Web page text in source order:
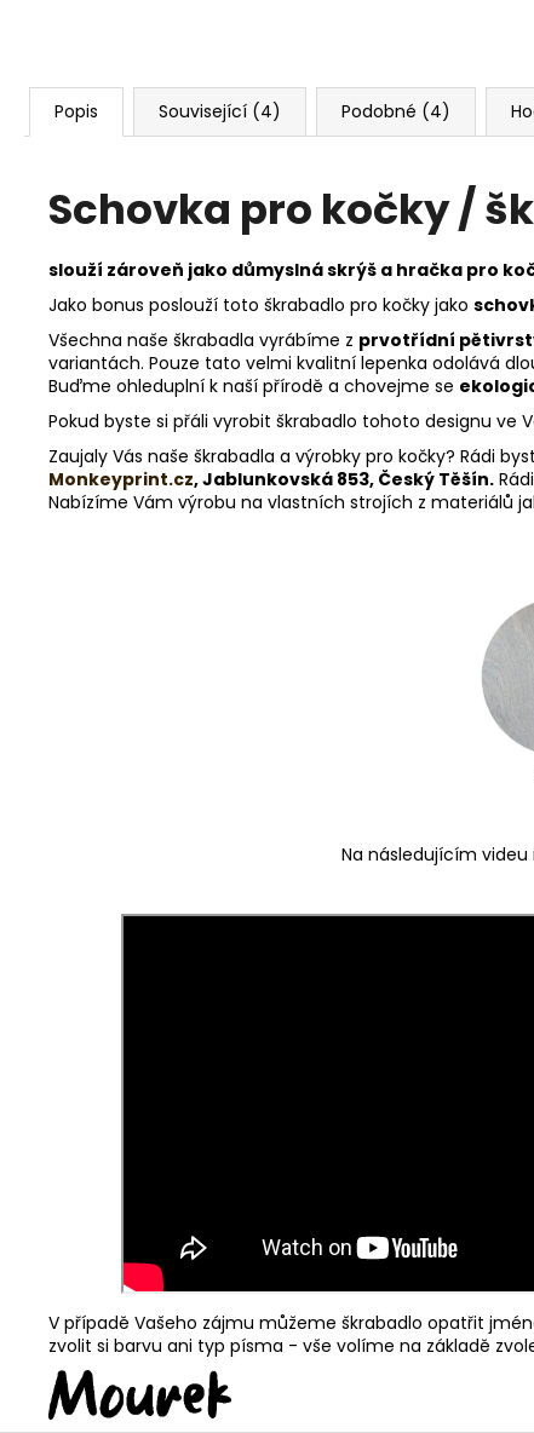
Popis Související (4) Podobné (4)
Schovka pro kočky /
slouží zároveň jako důmyslná skrýš a hračka pro
Jako bonus poslouží toto škrabadlo pro kočky jako
Všechna naše škrabadla vyrábíme z prvotřídní
variantách. Pouze tato velmi kvalitní lepenka odolává
Buďme ohleduplní k naší přírodě a chovejme se
Pokud byste si přáli vyrobit škrabadlo tohoto designu ve
Zaujaly Vás naše škrabadla a výrobky pro kočky? Rádi
Monkeyprint.cz, Jablunkovská 853, Český Těšín.
Nabízíme Vám výrobu na vlastních strojích z materiálů
Na následujícím videu
V případě Vašeho zájmu můžeme škrabadlo opatřit
zvolit si barvu ani typ písma - vše volíme na základě